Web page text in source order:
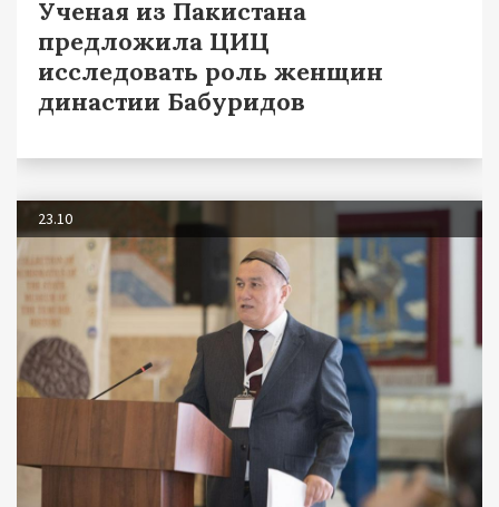
Ученая из Пакистана
предложила ЦИЦ
исследовать роль женщин
династии Бабуридов
23.10